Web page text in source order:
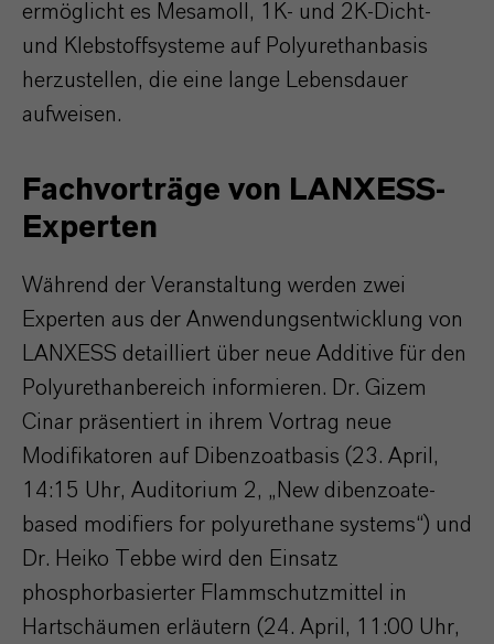
ermöglicht es Mesamoll, 1K- und 2K-Dicht-
und Klebstoffsysteme auf Polyurethanbasis
herzustellen, die eine lange Lebensdauer
aufweisen.
Fachvorträge von LANXESS-
Experten
Während der Veranstaltung werden zwei
Experten aus der Anwendungsentwicklung von
LANXESS detailliert über neue Additive für den
Polyurethanbereich informieren. Dr. Gizem
Cinar präsentiert in ihrem Vortrag neue
Modifikatoren auf Dibenzoatbasis (23. April,
14:15 Uhr, Auditorium 2, „New dibenzoate-
based modifiers for polyurethane systems“) und
Dr. Heiko Tebbe wird den Einsatz
phosphorbasierter Flammschutzmittel in
Hartschäumen erläutern (24. April, 11:00 Uhr,